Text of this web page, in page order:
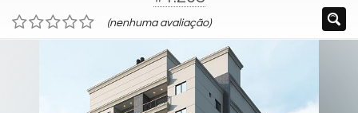
(nenhuma avaliação)